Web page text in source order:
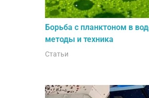
Борьба с планктоном в
методы и техника
Статьи